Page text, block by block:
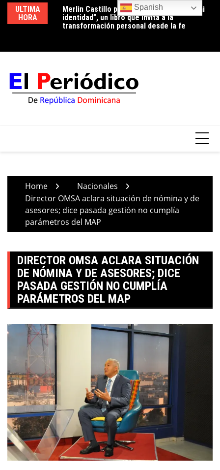
Skip
content
ULTIMA
HORA
Merlin Castillo presenta “Descubriendo mi
identidad”, un libro que invita a la
transformación personal desde la fe
Periodista Vicente Méndez pide la renuncia
del alcalde de Santo Domingo Oeste,
Francisco Peña, por deplorable situación de
Home
Nacionales
Director OMSA aclara situación de nómina y de
asesores; dice pasada gestión no cumplía
parámetros del MAP
DIRECTOR OMSA ACLARA SITUACIÓN
DE NÓMINA Y DE ASESORES; DICE
PASADA GESTIÓN NO CUMPLÍA
PARÁMETROS DEL MAP
Spanish